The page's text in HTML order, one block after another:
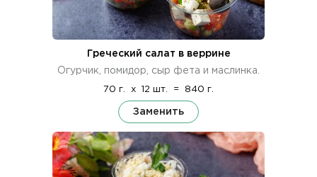
Греческий салат в веррине
Огурчик, помидор, сыр фета и маслинка.
70 г. x 12 шт. = 840 г.
Заменить